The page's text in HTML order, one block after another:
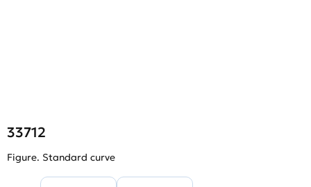
33712
Figure. Standard curve